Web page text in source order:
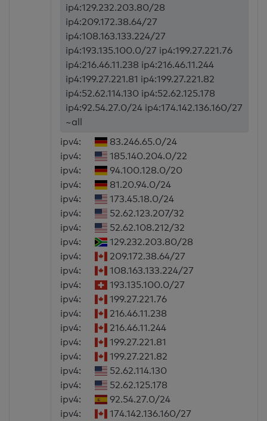
ip4:129.232.203.80/28
ip4:209.172.38.64/27
ip4:108.163.133.224/27
ip4:193.135.100.0/27 ip4:199.27.221.76
ip4:216.46.11.238 ip4:216.46.11.244
ip4:199.27.221.81 ip4:199.27.221.82
ip4:52.62.114.130 ip4:52.62.125.178
ip4:92.54.27.0/24 ip4:174.142.136.160/27
~all
ipv4:
83.246.65.0/24
ipv4:
185.140.204.0/22
ipv4:
94.100.128.0/20
ipv4:
81.20.94.0/24
ipv4:
173.45.18.0/24
ipv4:
52.62.123.207/32
ipv4:
52.62.108.212/32
ipv4:
129.232.203.80/28
ipv4:
209.172.38.64/27
ipv4:
108.163.133.224/27
ipv4:
193.135.100.0/27
ipv4:
199.27.221.76
ipv4:
216.46.11.238
ipv4:
216.46.11.244
ipv4:
199.27.221.81
ipv4:
199.27.221.82
ipv4:
52.62.114.130
ipv4:
52.62.125.178
ipv4:
92.54.27.0/24
ipv4:
174.142.136.160/27